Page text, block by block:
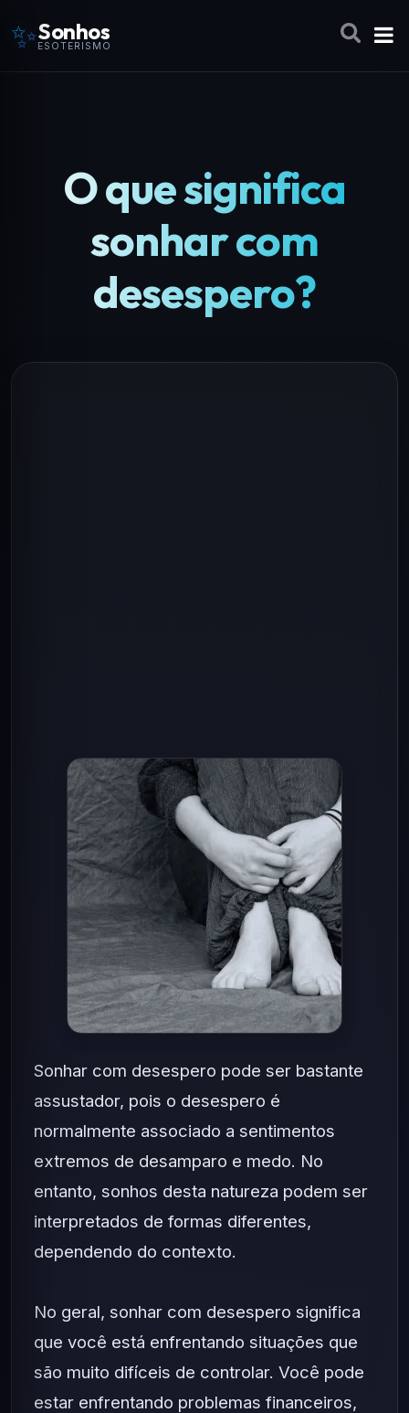
✨Sonhos
ESOTERISMO
O que significa
sonhar com
desespero?
Sonhar com desespero pode ser bastante
assustador, pois o desespero é
normalmente associado a sentimentos
extremos de desamparo e medo. No
entanto, sonhos desta natureza podem ser
interpretados de formas diferentes,
dependendo do contexto.
No geral, sonhar com desespero significa
que você está enfrentando situações que
são muito difíceis de controlar. Você pode
estar enfrentando problemas financeiros,